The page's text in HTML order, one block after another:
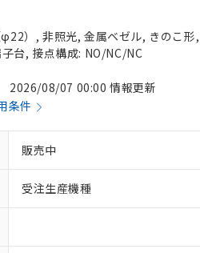
）, 非照光, 金属ベゼル, きのこ
台, 接点構成: NO/NC/NC
2026/08/07 00:00 情報更新
条件
販売中
受注生産機種